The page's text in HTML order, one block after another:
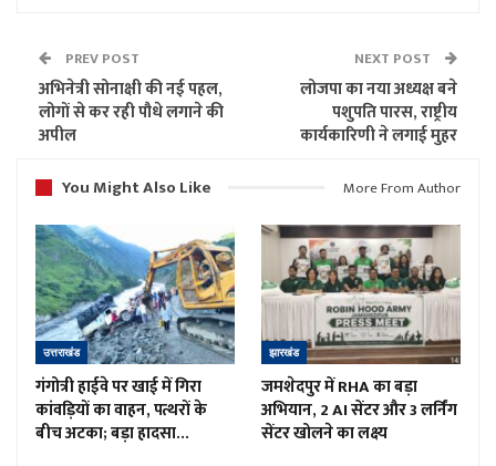
PREV POST
अभिनेत्री सोनाक्षी की नई पहल,
लोगों से कर रही पौधे लगाने की
अपील
NEXT POST
लोजपा का नया अध्यक्ष बने
पशुपति पारस, राष्ट्रीय
कार्यकारिणी ने लगाई मुहर
You Might Also Like
More From Author
उत्तराखंड
गंगोत्री हाईवे पर खाई में गिरा
कांवड़ियों का वाहन, पत्थरों के
बीच अटका; बड़ा हादसा…
झारखंड
जमशेदपुर में RHA का बड़ा
अभियान, 2 AI सेंटर और 3 लर्निंग
सेंटर खोलने का लक्ष्य